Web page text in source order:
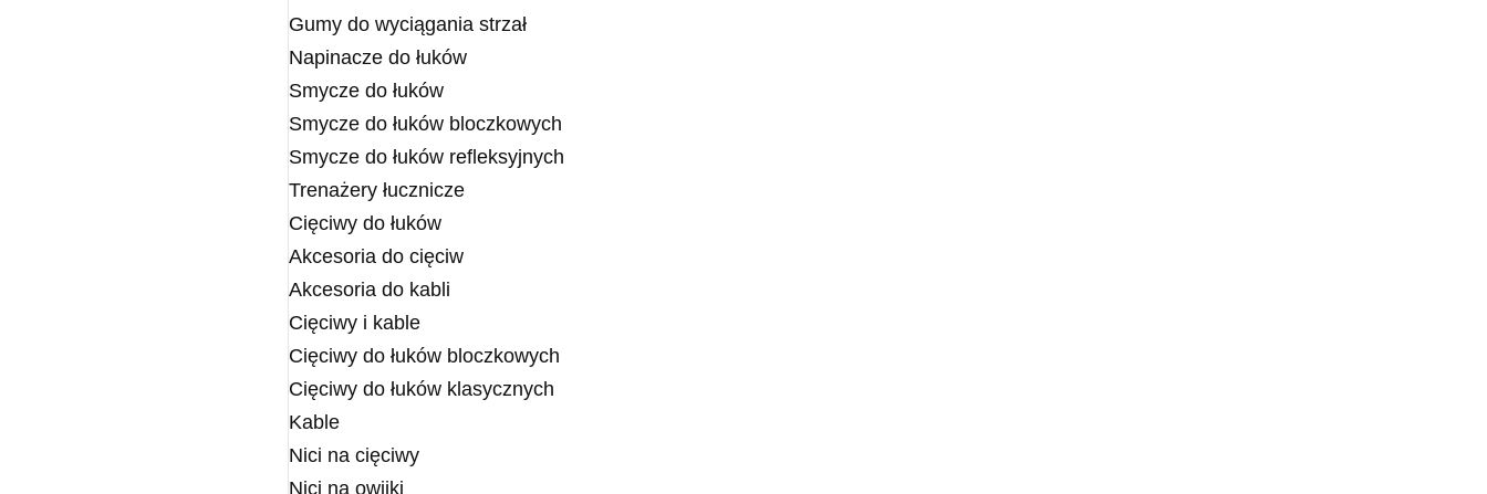
Gumy do wyciągania strzał
Napinacze do łuków
Smycze do łuków
Smycze do łuków bloczkowych
Smycze do łuków refleksyjnych
Trenażery łucznicze
Cięciwy do łuków
Akcesoria do cięciw
Akcesoria do kabli
Cięciwy i kable
Cięciwy do łuków bloczkowych
Cięciwy do łuków klasycznych
Kable
Nici na cięciwy
Nici na owijki